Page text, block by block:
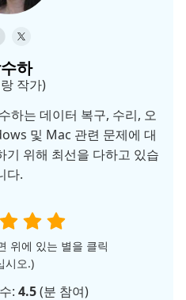
하
작가)
하는 데이터 복구, 수리, 오
및 Mac 관련 문제에 대
기 위해 최선을 다하고 있습
다.
위에 있는 별을 클릭
시오.)
: 4.5(분 참여)